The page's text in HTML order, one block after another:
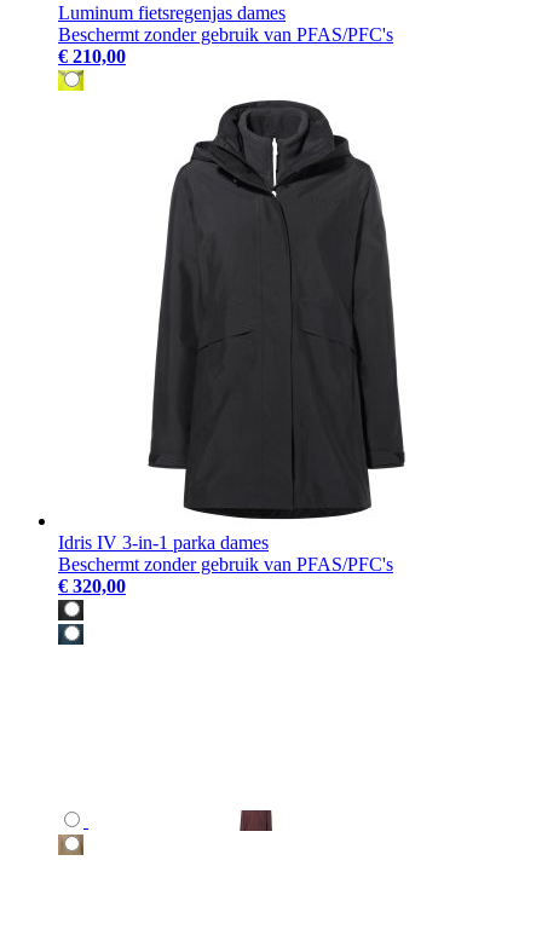
Luminum fietsregenjas dames
Beschermt zonder gebruik van PFAS/PFC's
€ 210,00
Idris IV 3-in-1 parka dames
Beschermt zonder gebruik van PFAS/PFC's
€ 320,00